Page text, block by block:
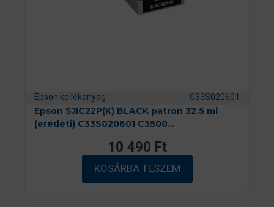
Epson kellékanyag C33S020601
Epson SJIC22P(K) BLACK patron 32.5 ml
(eredeti) C33S020601 C3500
10 490 Ft
KOSÁRBA TESZEM